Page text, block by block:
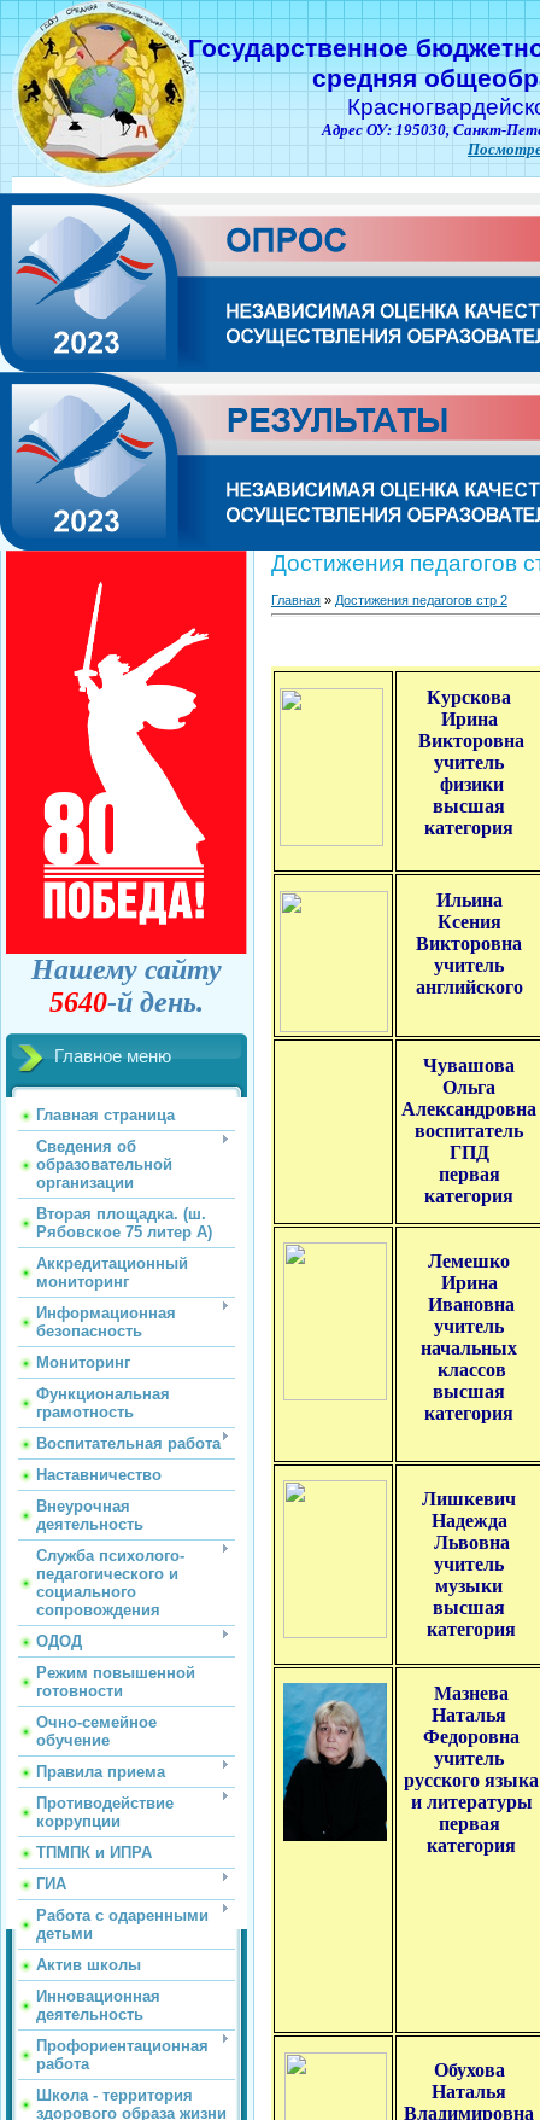
Государственное
средняя
Адрес ОУ: 195030, Санкт-
Нашему сайту
5640-й день.
Главное меню
Главная страница
Сведения об
образовательной
организации
Вторая площадка. (ш.
Рябовское 75 литер А)
Аккредитационный
мониторинг
Информационная
безопасность
Мониторинг
Функциональная
грамотность
Воспитательная работа
Наставничество
Внеурочная
деятельность
Служба психолого-
педагогического и
социального
сопровождения
ОДОД
Режим повышенной
готовности
Очно-семейное
обучение
Правила приема
Противодействие
коррупции
ТПМПК и ИПРА
ГИА
Работа с одаренными
детьми
Актив школы
Инновационная
деятельность
Профориентационная
работа
Школа - территория
здорового образа жизни
Достижения педагогов
Главная » Достижения педагогов стр 2
Курскова
Ирина
Викторовна
учитель
физики
высшая
категория
Ильина
Ксения
Викторовна
учитель
английского
Чувашова
Ольга
Александровна
воспитатель
ГПД
первая
категория
Лемешко
Ирина
Ивановна
учитель
начальных
классов
высшая
категория
Лишкевич
Надежда
Львовна
учитель
музыки
высшая
категория
Мазнева
Наталья
Федоровна
учитель
русского языка
и литературы
первая
категория
Обухова
Наталья
Владимировна